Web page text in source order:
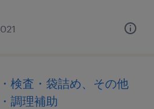
検査・袋詰め、その他
調理補助